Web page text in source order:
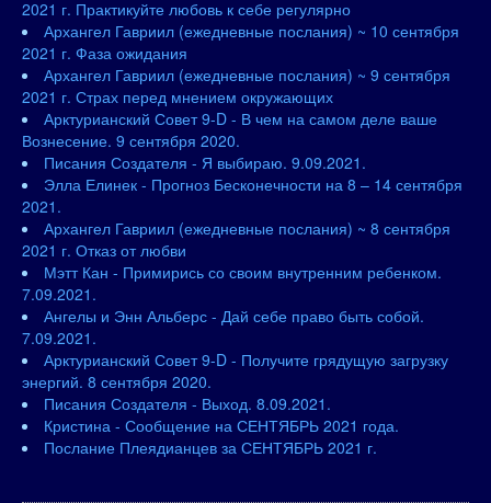
2021 г. Практикуйте любовь к себе регулярно
Архангел Гавриил (ежедневные послания) ~ 10 сентября
2021 г. Фаза ожидания
Архангел Гавриил (ежедневные послания) ~ 9 сентября
2021 г. Страх перед мнением окружающих
Арктурианский Совет 9-D - В чем на самом деле ваше
Вознесение. 9 сентября 2020.
Писания Создателя - Я выбираю. 9.09.2021.
Элла Елинек - Прогноз Бесконечности на 8 – 14 сентября
2021.
Архангел Гавриил (ежедневные послания) ~ 8 сентября
2021 г. Отказ от любви
Мэтт Кан - Примирись со своим внутренним ребенком.
7.09.2021.
Ангелы и Энн Альберс - Дай себе право быть собой.
7.09.2021.
Арктурианский Совет 9-D - Получите грядущую загрузку
энергий. 8 сентября 2020.
Писания Создателя - Выход. 8.09.2021.
Кристина - Сообщение на СЕНТЯБРЬ 2021 года.
Послание Плеядианцев за СЕНТЯБРЬ 2021 г.